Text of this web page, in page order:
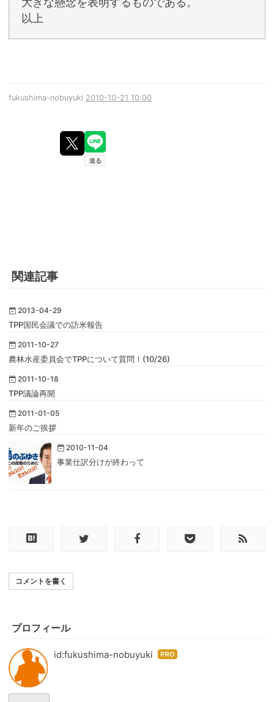
以上
fukushima-nobuyuki 2010-10-21 10:00
関連記事
2013-04-29
TPP国民会議での訪米報告
2011-10-27
農林水産委員会でTPPについて質問！(10/26)
2011-10-18
TPP議論再開
2011-01-05
新年のご挨拶
2010-11-04
事業仕訳分けが終わって
コメントを書く
プロフィール
id:fukushima-nobuyuki はて